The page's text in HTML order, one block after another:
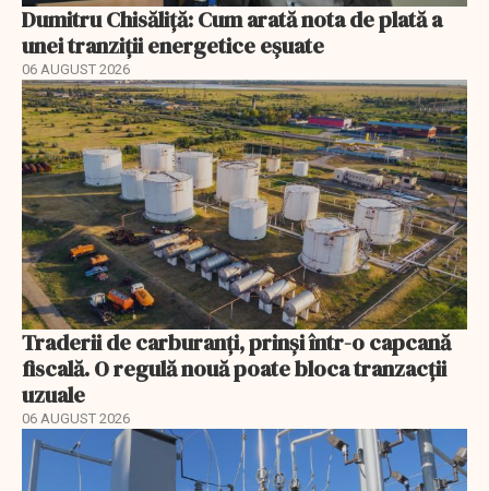
Dumitru Chisăliță: Cum arată nota de plată a
unei tranziții energetice eșuate
06 AUGUST 2026
Traderii de carburanți, prinși într-o capcană
fiscală. O regulă nouă poate bloca tranzacții
uzuale
06 AUGUST 2026